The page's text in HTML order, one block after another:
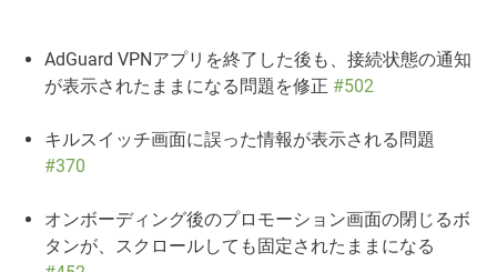
AdGuard VPNアプリを終了した後も、接続状態の通知
が表示されたままになる問題を修正 #502
キルスイッチ画面に誤った情報が表示される問題
#370
オンボーディング後のプロモーション画面の閉じるボ
タンが、スクロールしても固定されたままになる